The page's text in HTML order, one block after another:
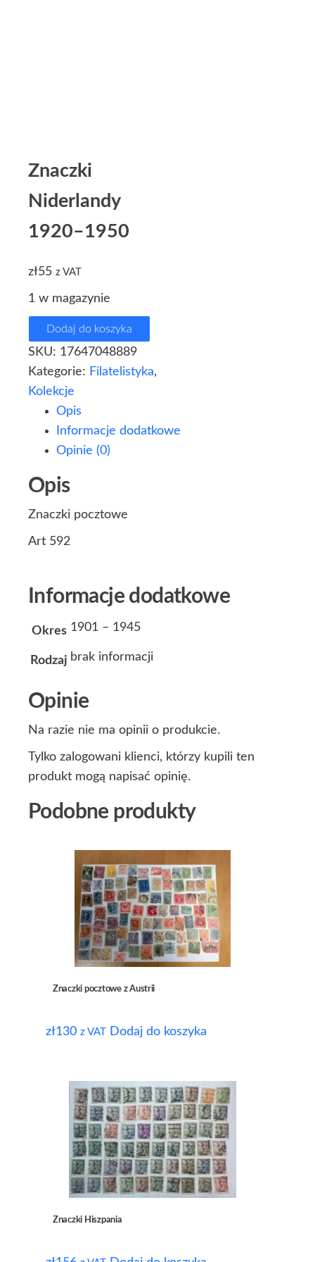
Znaczki
Niderlandy
1920–1950
zł55 z VAT
1 w magazynie
Dodaj do koszyka
SKU: 17647048889
Kategorie: Filatelistyka,
Kolekcje
Opis
Informacje dodatkowe
Opinie (0)
Opis
Znaczki pocztowe
Art 592
Informacje dodatkowe
Okres 1901 – 1945
Rodzaj brak informacji
Opinie
Na razie nie ma opinii o produkcie.
Tylko zalogowani klienci, którzy kupili ten
produkt mogą napisać opinię.
Podobne produkty
Znaczki pocztowe z Austrii
zł130 z VAT Dodaj do koszyka
Znaczki Hiszpania